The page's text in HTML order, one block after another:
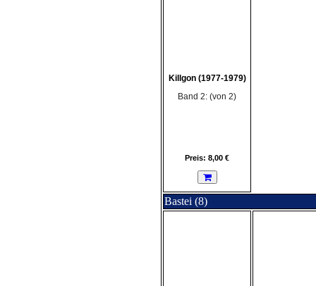
Killgon (1977-1979)
Band 2: (von 2)
Preis: 8,00 €
Bastei (8)